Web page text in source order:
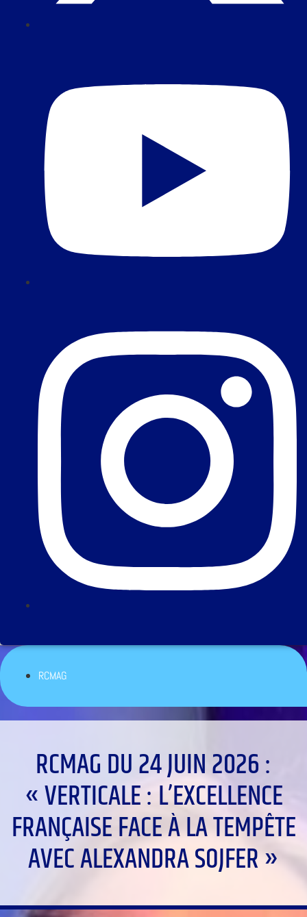
RCMAG
RCMAG DU 24 JUIN 2026 :
« VERTICALE : L’EXCELLENCE
FRANÇAISE FACE À LA TEMPÊTE
AVEC ALEXANDRA SOJFER »